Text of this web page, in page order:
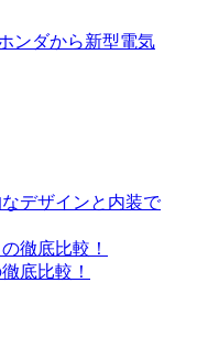
ンダから新型電気
デザインと内装で
底比較！